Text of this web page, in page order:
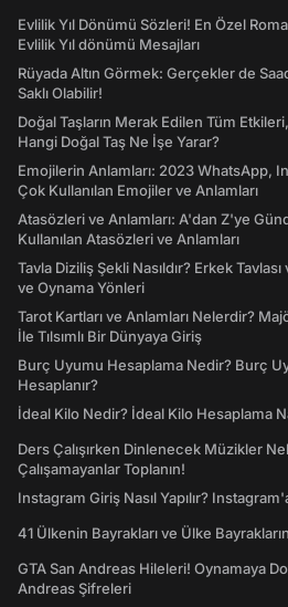
Evlilik Yıl Dönümü Sözleri! En Özel
Evlilik Yıl dönümü Mesajları
Rüyada Altın Görmek: Gerçekler de
Saklı Olabilir!
Doğal Taşların Merak Edilen Tüm
Hangi Doğal Taş Ne İşe Yarar?
Emojilerin Anlamları: 2023 WhatsApp,
Çok Kullanılan Emojiler ve Anlamları
Atasözleri ve Anlamları: A'dan Z'ye
Kullanılan Atasözleri ve Anlamları
Tavla Diziliş Şekli Nasıldır? Erkek
ve Oynama Yönleri
Tarot Kartları ve Anlamları Nelerdir?
İle Tılsımlı Bir Dünyaya Giriş
Burç Uyumu Hesaplama Nedir? Burç
Hesaplanır?
İdeal Kilo Nedir? İdeal Kilo Hesaplama
Ders Çalışırken Dinlenecek Müzikler
Çalışamayanlar Toplanın!
Instagram Giriş Nasıl Yapılır?
41 Ülkenin Bayrakları ve Ülke
GTA San Andreas Hileleri! Oynamaya
Andreas Şifreleri